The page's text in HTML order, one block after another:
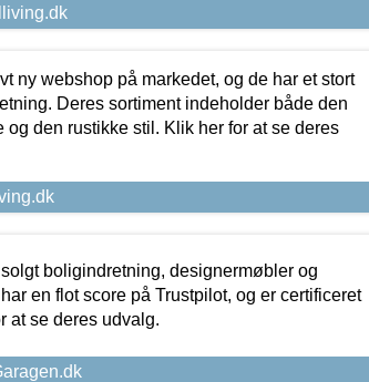
ny webshop på markedet, og de har et stort
Deres sortiment indeholder både den
og den rustikke stil. Klik her for at se deres
boligindretning, designermøbler og
en flot score på Trustpilot, og er certificeret
at se deres udvalg.